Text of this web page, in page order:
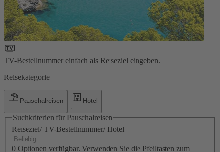
TV-Bestellnummer einfach als Reiseziel eingeben.
Reisekategorie
Pauschalreisen Hotel
Suchkriterien für Pauschalreisen
Reiseziel/ TV-Bestellnummer/ Hotel
0 Optionen verfügbar. Verwenden Sie die Pfeiltasten zum